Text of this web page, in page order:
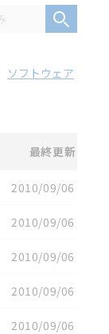
ソフトウェア
最終更新
2010/09/06
2010/09/06
2010/09/06
2010/09/06
2010/09/06